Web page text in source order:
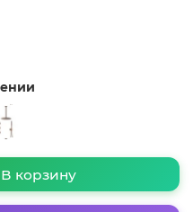
В корзину